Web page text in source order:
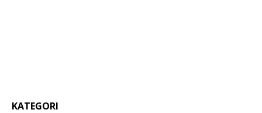
KATEGORI